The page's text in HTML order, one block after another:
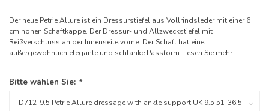
Der neue Petrie Allure ist ein Dressurstiefel aus Vollrindsleder mit einer 6
cm hohen Schaftkappe. Der Dressur- und Allzweckstiefel mit
Reißverschluss an der Innenseite vorne. Der Schaft hat eine
außergewöhnlich elegante und schlanke Passform. Lesen Sie mehr.
Bitte wählen Sie: *